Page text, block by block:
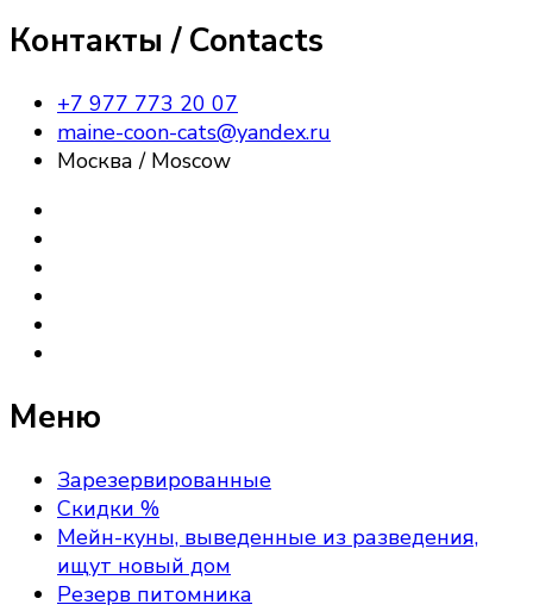
Контакты / Contacts
+7 977 773 20 07
maine-coon-cats@yandex.ru
Москва / Moscow
Меню
Зарезервированные
Скидки %
Мейн-куны, выведенные из разведения,
ищут новый дом
Резерв питомника